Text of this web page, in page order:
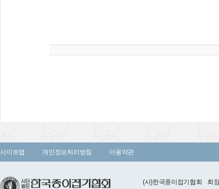
사이트맵 개인정보처리방침 이용약관
(사)한국종이접기협회 회